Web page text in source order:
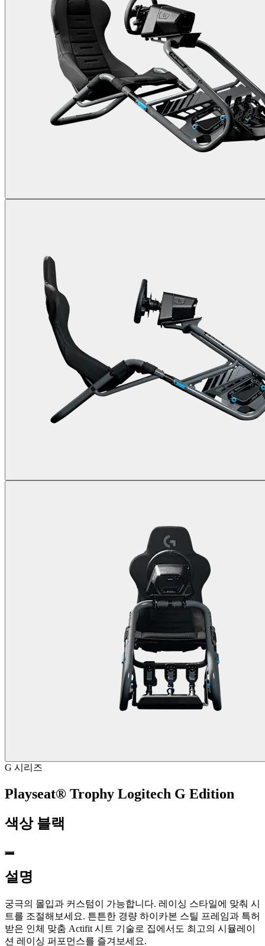
G 시리즈
Playseat® Trophy Logitech G Edition
색상 블랙
설명
궁극의 몰입과 커스텀이 가능합니다. 레이싱 스타일에 맞춰 시
트를 조절해보세요. 튼튼한 경량 하이카본 스틸 프레임과 특허
받은 인체 맞춤 Actifit 시트 기술로 집에서도 최고의 시뮬레이
션 레이싱 퍼포먼스를 즐겨보세요.